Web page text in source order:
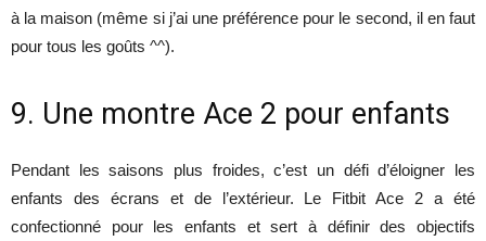
à la maison (même si j’ai une préférence pour le second, il en faut
pour tous les goûts ^^).
9. Une montre Ace 2 pour enfants
Pendant les saisons plus froides, c’est un défi d’éloigner les
enfants des écrans et de l’extérieur. Le Fitbit Ace 2 a été
confectionné pour les enfants et sert à définir des objectifs